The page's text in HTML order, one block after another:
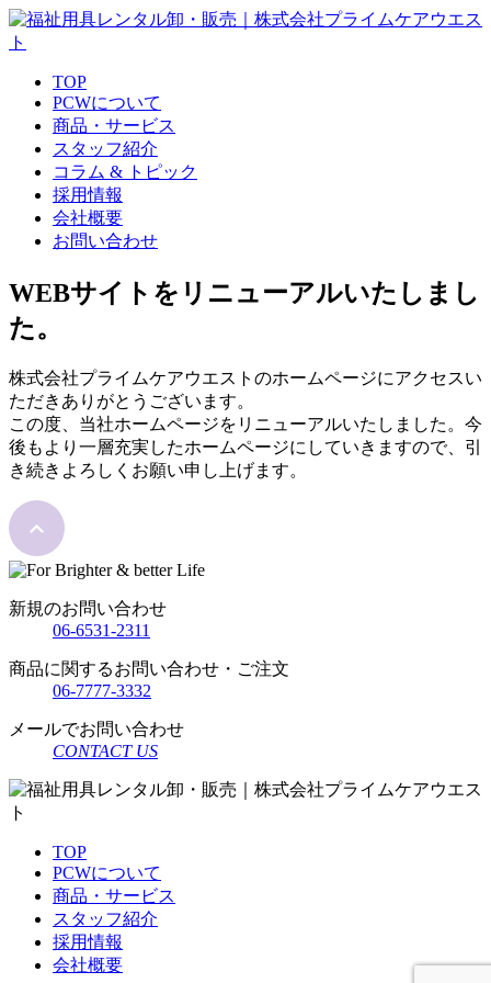
TOP
PCWについて
商品・サービス
スタッフ紹介
コラム & トピック
採用情報
会社概要
お問い合わせ
WEBサイトをリニューアルいたしまし
た。
株式会社プライムケアウエストのホームページにアクセスい
ただきありがとうございます。
この度、当社ホームページをリニューアルいたしました。今
後もより一層充実したホームページにしていきますので、引
き続きよろしくお願い申し上げます。
新規のお問い合わせ
06-6531-2311
商品に関するお問い合わせ・ご注文
06-7777-3332
メールでお問い合わせ
CONTACT US
TOP
PCWについて
商品・サービス
スタッフ紹介
採用情報
会社概要